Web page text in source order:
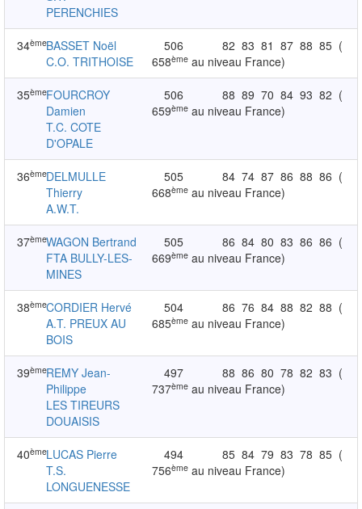
PERENCHIES
34èmeBASSET Noël
C.O. TRITHOISE
506 82 83 81 87 88 85 (
658èmeau niveau France)
35èmeFOURCROY
Damien
T.C. COTE
D'OPALE
506 88 89 70 84 93 82 (
659èmeau niveau France)
36èmeDELMULLE
Thierry
A.W.T.
505 84 74 87 86 88 86 (
668èmeau niveau France)
37èmeWAGON Bertrand
FTA BULLY-LES-
MINES
505 86 84 80 83 86 86 (
669èmeau niveau France)
38èmeCORDIER Hervé
A.T. PREUX AU
BOIS
504 86 76 84 88 82 88 (
685èmeau niveau France)
39èmeREMY Jean-
Philippe
LES TIREURS
DOUAISIS
497 88 86 80 78 82 83 (
737èmeau niveau France)
40èmeLUCAS Pierre
T.S.
LONGUENESSE
494 85 84 79 83 78 85 (
756èmeau niveau France)